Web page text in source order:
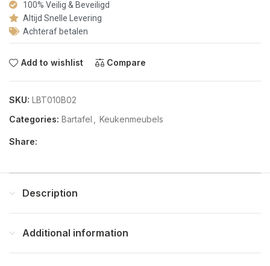
100% Veilig & Beveiligd
Altijd Snelle Levering
Achteraf betalen
Add to wishlist Compare
SKU: LBT010B02
Categories: Bartafel Keukenmeubels
Share:
Description
Additional information